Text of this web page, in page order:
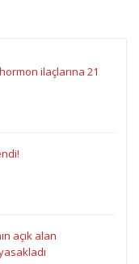
ilaçlarına 21
açık alan